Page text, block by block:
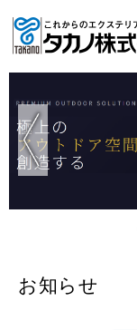
お知らせ